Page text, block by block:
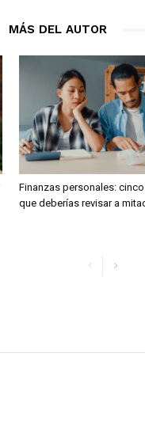
MÁS DEL AUTOR
Finanzas personales:
que deberías revisar a